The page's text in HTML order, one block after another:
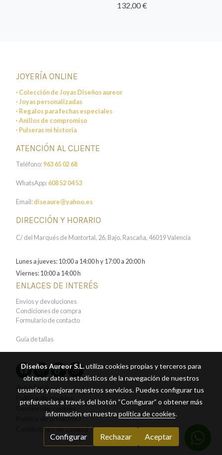
132,00 €
JOYERÍA ONLINE
· Colección de Joyas Diseños aureor
· Joyas personalizadas
· Regalos para fechas especiales
· Anillos de compromiso
· Pulseras mi historia
ATENCIÓN AL CLIENTE
Teléfono:963 65 02 68
WhatsApp:608 52 04 53
Email:diseaure@yahoo.es
DIRECCIÓN Y HORARIO
C/ del Marqués de Montortal, 26, Bajo, Rascaña, 46019 Valencia
Lunes a jueves: 10:00 a 14:00 h y 17:00 a 20:00 h
Viernes: 10:00 a 14:00 h
ENLACES DE INTERÉS
Envíos y devoluciones
Condiciones de compra
Formulario de contacto
Guía de tallas
Aviso legal
Política de cookies
Gestión de cookies
Política de privacidad
Condiciones de compra
Diseños Aureor S.L.utiliza cookies propias y terceros para
obtener datos estadísticos de la navegación de nuestros
usuarios y mejorar nuestros servicios. Puedes configurar tus
preferencias a través del botón “Configurar” o obtener más
información en nuestra política de cookies.
Configurar Rechazar Aceptar